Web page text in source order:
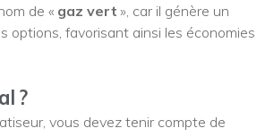
de « gaz vert », car il génère un
options, favorisant ainsi les économies
?
vous devez tenir compte de